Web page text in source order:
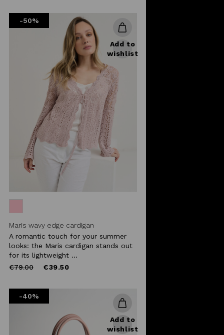
-50%
Add to
wishlist
Maris wavy edge cardigan
A romantic touch for your summer
looks: the Maris cardigan stands out
for its lightweight ...
Price
€79.00to €39.50
-40%
Add to
wishlist